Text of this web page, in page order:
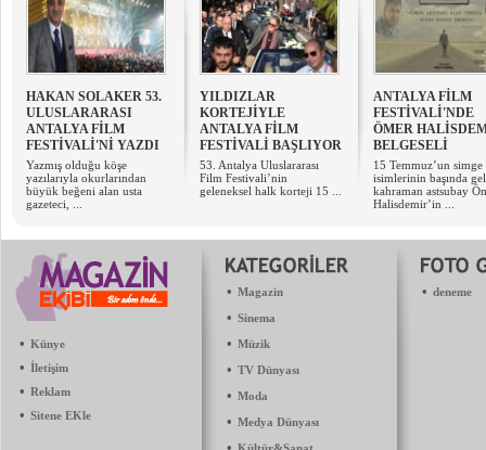
HAKAN SOLAKER 53.
ULUSLARARASI
ANTALYA FİLM
FESTİVALİ'Nİ YAZDI
Yazmış olduğu köşe
yazılarıyla okurlarından
büyük beğeni alan usta
gazeteci, ...
YILDIZLAR
KORTEJİYLE
ANTALYA FİLM
FESTİVALİ BAŞLIYOR
53. Antalya Uluslararası
Film Festivali’nin
geleneksel halk korteji 15 ...
ANTALYA FİLM
FESTİVALİ'NDE
ÖMER
BELGESELİ
15 Temmuz’un simge
isimlerinin başında
kahraman astsubay
Halisdemir’in ...
• Künye
• İletişim
• Reklam
• Sitene EKle
• Magazin
• Sinema
• Müzik
• TV Dünyası
• Moda
• Medya Dünyası
• deneme